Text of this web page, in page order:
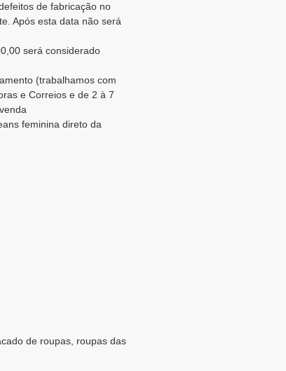
de fabricação no
Após esta data não será
será considerado
(trabalhamos com
e Correios e de 2 à 7
feminina direto da
de roupas, roupas das